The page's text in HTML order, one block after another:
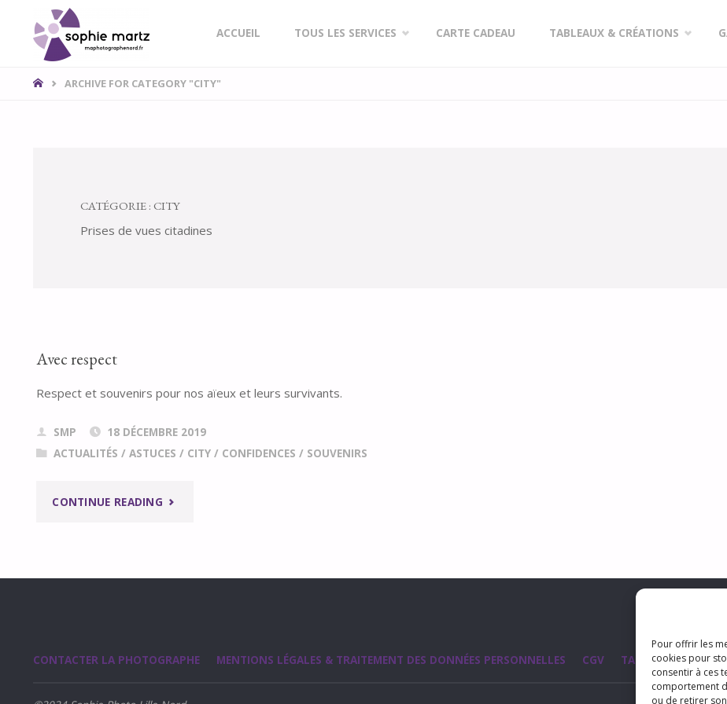
Pour offrir les
cookies pour
consentir à ces
comportement
ou de retirer
NORD
ACCUEIL TOUS LES SERVICES CARTE CADEAU TABLEAUX & CRÉATIONS
HOMEARCHIVE FOR CATEGORY "CITY"
CATÉGORIE : CITY
Prises de vues citadines
Avec respect
Respect et souvenirs pour nos aïeux et leurs survivants.
SMP
18 DÉCEMBRE 2019
ACTUALITÉS / ASTUCES / CITY/ CONFIDENCES / SOUVENIRS
CONTINUE READING "AVEC
CONTACTER LA PHOTOGRAPHE MENTIONS LÉGALES & TRAITEMENT DES DONNÉES PERSONNELLES CGV TARIFS